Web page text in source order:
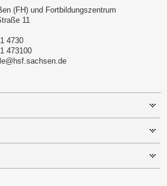
(FH) und Fortbildungszentrum
11
4730
473100